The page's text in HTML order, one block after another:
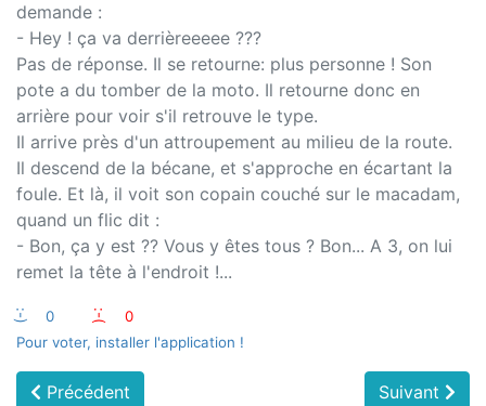
demande :
- Hey ! ça va derrièreeeee ???
Pas de réponse. Il se retourne: plus personne ! Son
pote a du tomber de la moto. Il retourne donc en
arrière pour voir s'il retrouve le type.
Il arrive près d'un attroupement au milieu de la route.
Il descend de la bécane, et s'approche en écartant la
foule. Et là, il voit son copain couché sur le macadam,
quand un flic dit :
- Bon, ça y est ?? Vous y êtes tous ? Bon... A 3, on lui
remet la tête à l'endroit !...
:-) 0 :-(
0
Pour voter, installer l'application !
Précédent Suivant